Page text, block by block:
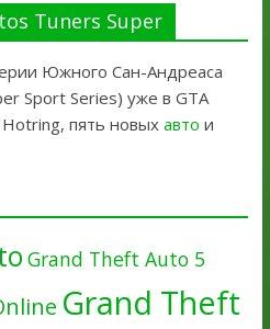
Tuners Super
Южного Сан-Андреаса
Sport Series) уже в GTA
Hotring, пять новых авто и
Grand Theft Auto 5
Grand Theft